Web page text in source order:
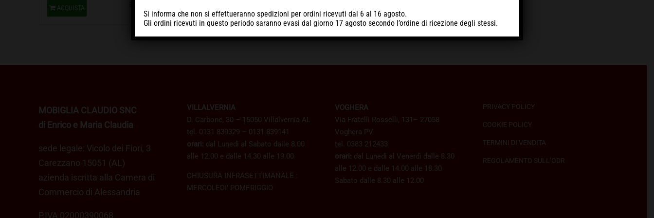
ACQUISTA
MOBIGLIA CLAUDIO SNC
di Enrico e Maria Claudia
sede legale: Vicolo dei Fiori, 3
Carezzano 15051 (AL)
azienda iscritta alla Camera di
Commercio di Alessandria
P.IVA 02000390068
VILLALVERNIA
D. Carbone, 30 – 15050 Villalvernia AL
tel. 0131 839329 – 0131 839141
orari: dal Lunedì al Sabato dalle 8.00
alle 12.00 e dalle 14.30 alle 19.00
CHIUSURA INFRASETTIMANALE :
MERCOLEDI’ POMERIGGIO
VOGHERA
Via Fratelli Rosselli, 131– 27058
Voghera PV
tel. 0383 212433
orari: dal Lunedì al Venerdì dalle 8.30
alle 12.00 e dalle 14.00 alle 18.30
Sabato dalle 8.30 alle 12.00
PRIVACY POLICY
COOKIE POLICY
TERMINI DI VENDITA
REGOLAMENTO SULL’ODR
Si informa che non si effettueranno spedizioni per ordini ricevuti dal 6 al 16 agosto.
Gli ordini ricevuti in questo periodo saranno evasi dal giorno 17 agostosecondo l’ordine di ricezione degli stessi.